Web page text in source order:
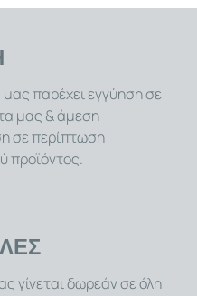
παρέχει εγγύηση σε
μας & άμεση
σε περίπτωση
προϊόντος.
γίνεται δωρεάν σε όλη